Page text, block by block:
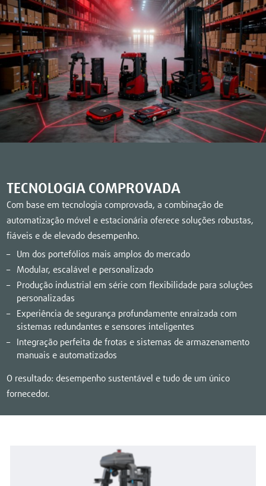
TECNOLOGIA COMPROVADA
Com base em tecnologia comprovada, a combinação de
automatização móvel e estacionária oferece soluções robustas,
fiáveis e de elevado desempenho.
Um dos portefólios mais amplos do mercado
Modular, escalável e personalizado
Produção industrial em série com flexibilidade para soluções
personalizadas
Experiência de segurança profundamente enraizada com
sistemas redundantes e sensores inteligentes
Integração perfeita de frotas e sistemas de armazenamento
manuais e automatizados
O resultado: desempenho sustentável e tudo de um único
fornecedor.